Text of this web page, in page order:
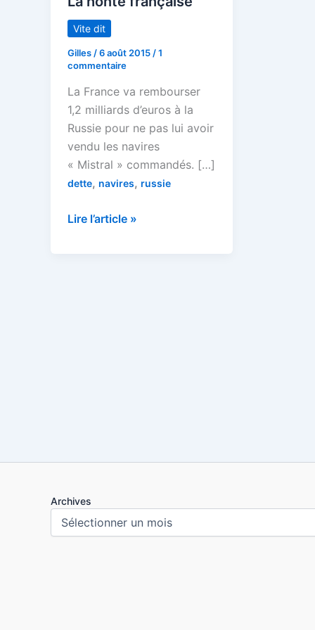
Vite dit
Gilles /6 août 2015 /1
commentaire
La France va rembourser
1,2 milliards d’euros à la
Russie pour ne pas lui avoir
vendu les navires
« Mistral » commandés. […]
dette, navires, russie
La
Lire l’article »
Archives